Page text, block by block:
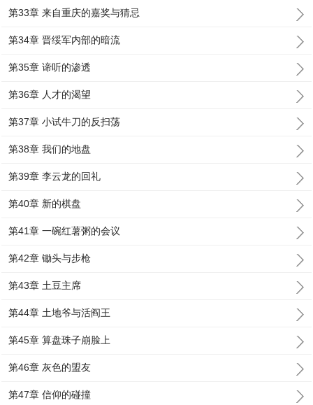
第33章 来自重庆的嘉奖与猜忌
第34章 晋绥军内部的暗流
第35章 谛听的渗透
第36章 人才的渴望
第37章 小试牛刀的反扫荡
第38章 我们的地盘
第39章 李云龙的回礼
第40章 新的棋盘
第41章 一碗红薯粥的会议
第42章 锄头与步枪
第43章 土豆主席
第44章 土地爷与活阎王
第45章 算盘珠子崩脸上
第46章 灰色的盟友
第47章 信仰的碰撞